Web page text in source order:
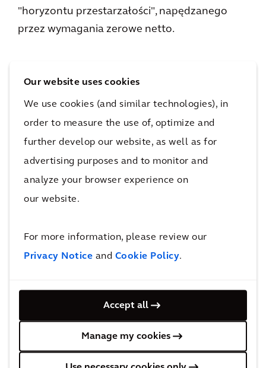
Our website uses cookies
We use cookies (and similar technologies), in
order to measure the use of, optimize and
further develop our website, as well as for
advertising purposes and to monitor and
analyze your browser experience on
our website.
For more information, please review our
Privacy Notice and Cookie Policy.
Accept all
Manage my cookies
"horyzontu przestarzałości", napędzanego
przez wymagania zerowe netto.
Jak wyjaśnia Kathleen Abbot, Global Sales
„Inwestorzy inwestujący w aktywa o długim
okresie użytkowania muszą przyjąć
perspektywę długoterminową. Wiemy, że rynki
nieruchomości podlegają cyklicznym zmianom,
ale wyzwania, przed którymi stoimy obecnie w
zmiany klimatyczne nie znikną, a premia
ekologiczna będzie się tylko zwiększać.
ale nie podejmowanie działań nie jest opcją,
gdy przepisy, standardy inwestycyjne i
oczekiwania klientów rosną. Bariery te należy
pokonać poprzez ukierunkowane inwestycje,